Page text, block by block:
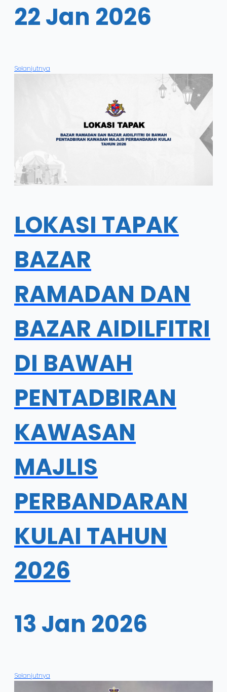
22 Jan 2026
Selanjutnya
LOKASI TAPAK
BAZAR
RAMADAN DAN
BAZAR AIDILFITRI
DI BAWAH
PENTADBIRAN
KAWASAN
MAJLIS
PERBANDARAN
KULAI TAHUN
2026
13 Jan 2026
Selanjutnya